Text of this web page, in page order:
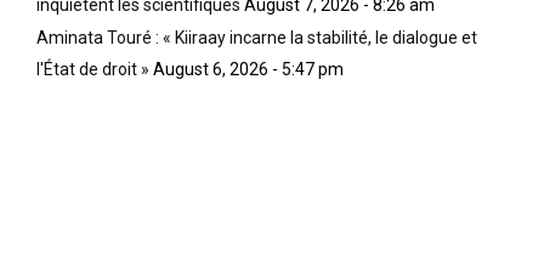
inquiètent les scientifiques August 7, 2026 - 8:26 am
Aminata Touré : « Kiiraay incarne la stabilité, le dialogue et
l'État de droit » August 6, 2026 - 5:47 pm